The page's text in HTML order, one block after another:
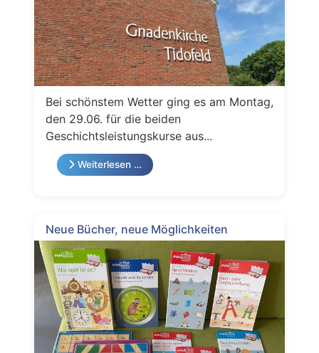
Bei schönstem Wetter ging es am Montag,
den 29.06. für die beiden
Geschichtsleistungskurse aus...
Weiterlesen …
Neue Bücher, neue Möglichkeiten